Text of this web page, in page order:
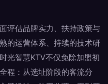
评估品牌实力、扶持政策与
的运营体系、持续的技术研
光智慧KTV不仅免除加盟初
程：从选址阶段的客流分